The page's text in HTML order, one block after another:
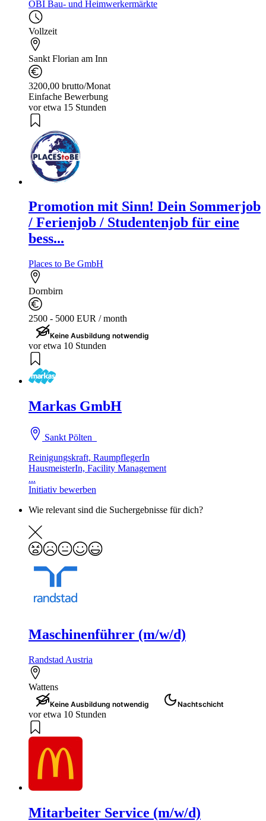
OBI Bau- und Heimwerkermärkte
Vollzeit
Sankt Florian am Inn
3200,00 brutto/Monat
Einfache Bewerbung
vor etwa 15 Stunden
Promotion mit Sinn! Dein Sommerjob
/ Ferienjob / Studentenjob für eine
bess...
Places to Be GmbH
Dornbirn
2500 - 5000 EUR / month
Keine Ausbildung notwendig
vor etwa 10 Stunden
Markas GmbH
Sankt Pölten
Reinigungskraft, RaumpflegerIn
HausmeisterIn, Facility Management
...
Initiativ bewerben
Wie relevant sind die Suchergebnisse für dich?
Maschinenführer (m/w/d)
Randstad Austria
Wattens
Keine Ausbildung notwendig Nachtschicht
vor etwa 10 Stunden
Mitarbeiter Service (m/w/d)